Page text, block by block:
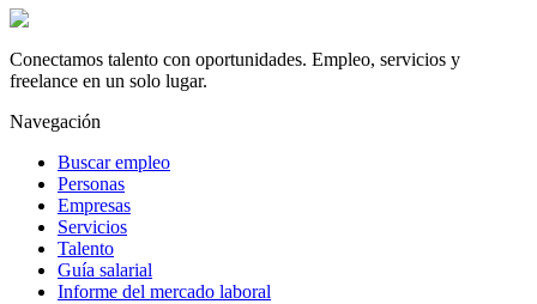
Conectamos talento con oportunidades. Empleo, servicios y
freelance en un solo lugar.
Navegación
Buscar empleo
Personas
Empresas
Servicios
Talento
Guía salarial
Informe del mercado laboral